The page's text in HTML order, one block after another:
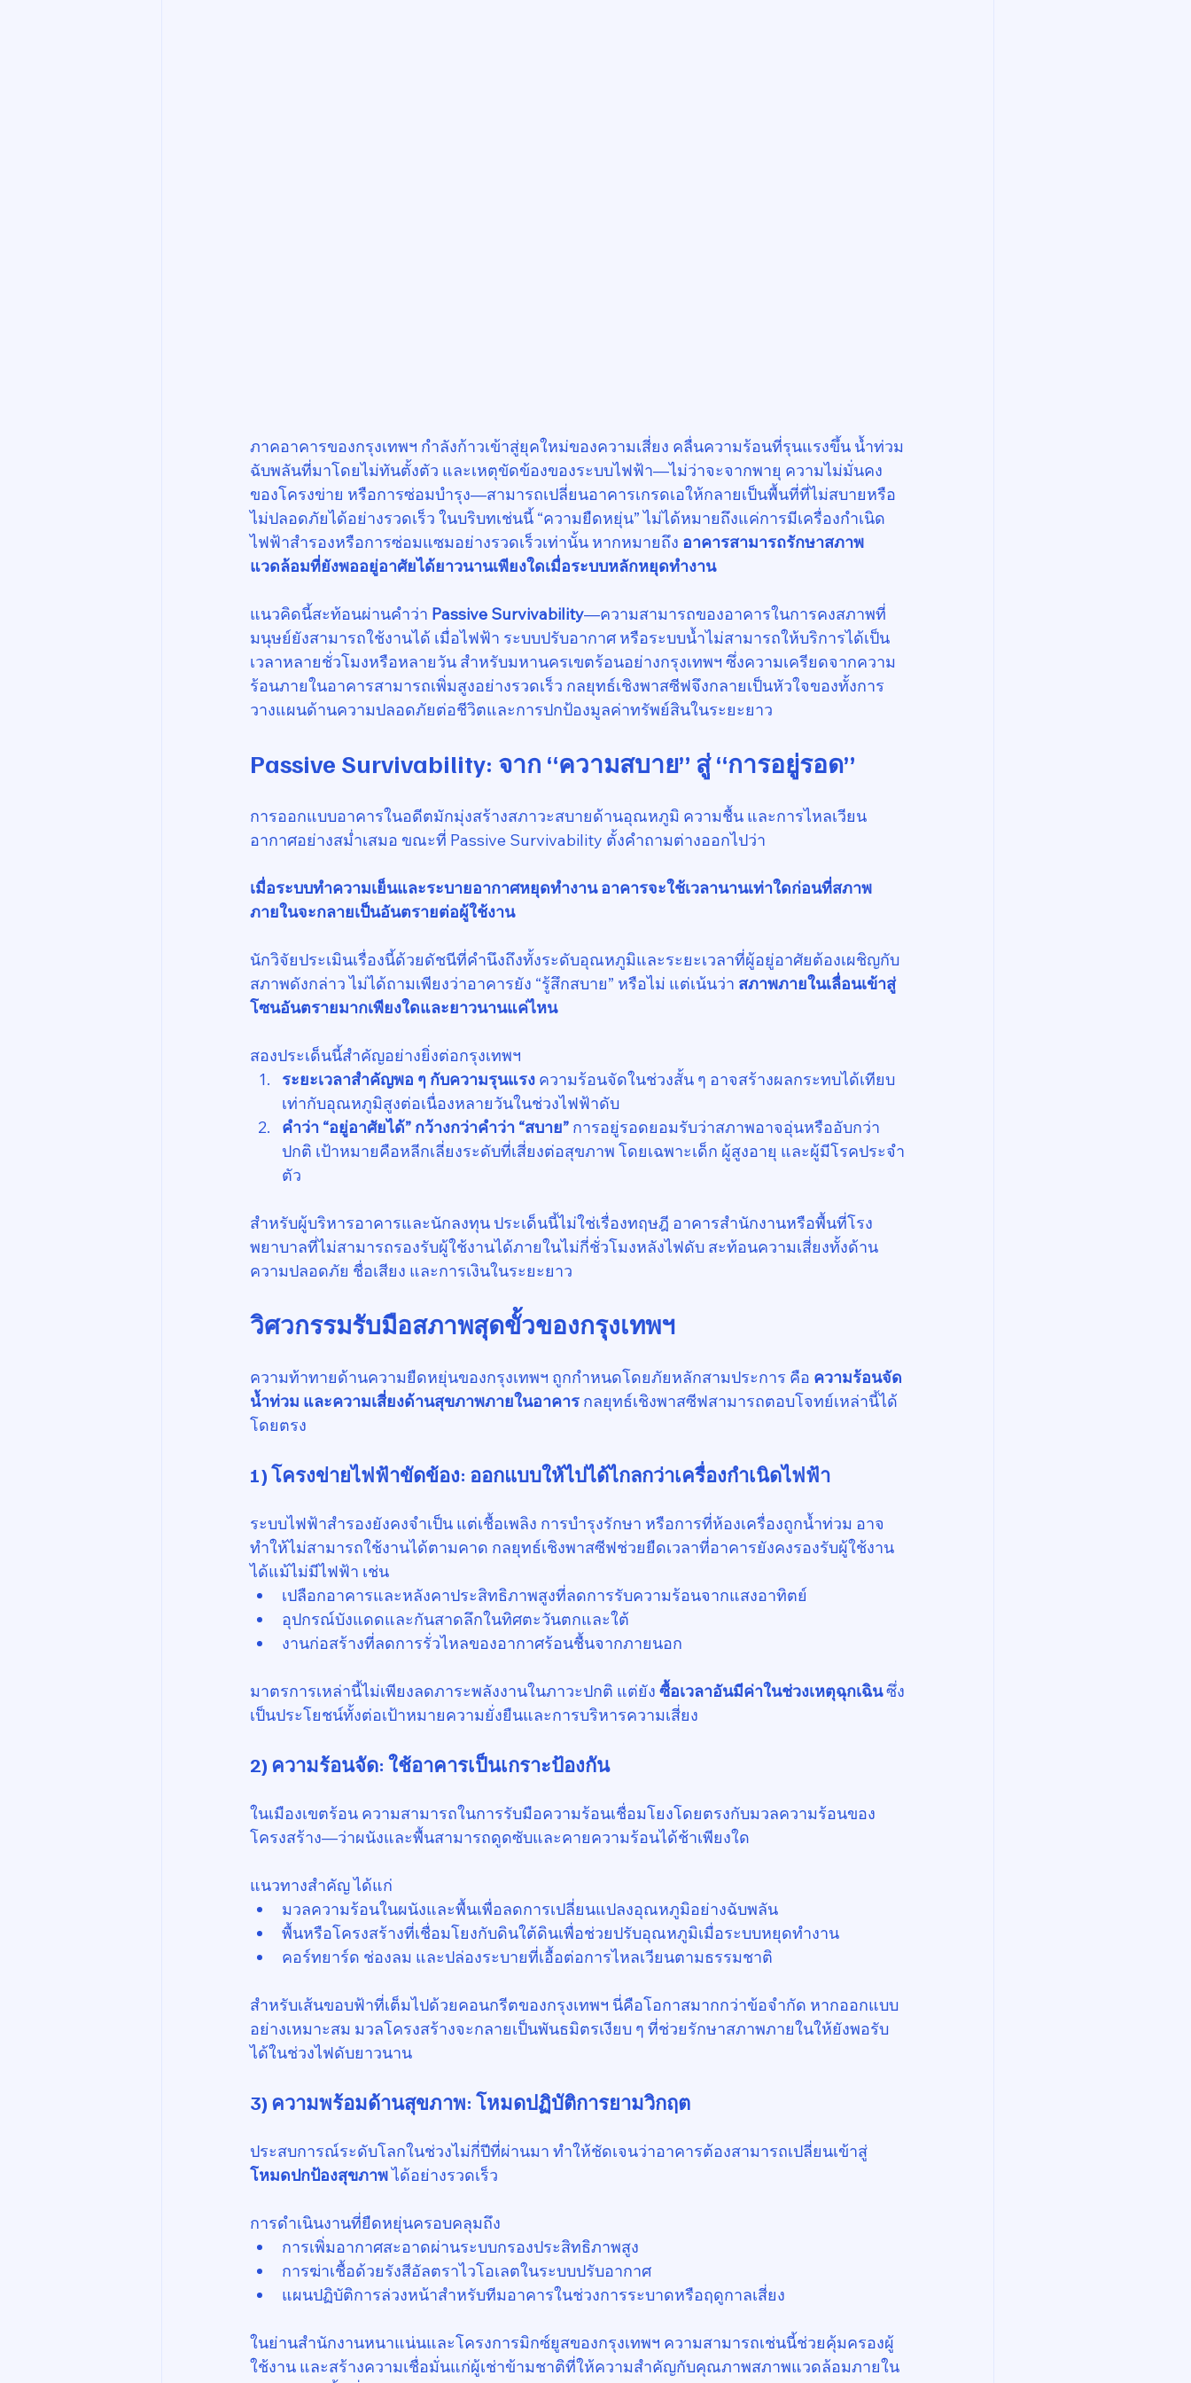
ภาคอาคารของกรุงเทพฯ กำลังก้าวเข้าสู่ยุคใหม่ของความเสี่ยง คลื่นความร้อนที่รุนแรงขึ้น น้ำท่วม
ฉับพลันที่มาโดยไม่ทันตั้งตัว และเหตุขัดข้องของระบบไฟฟ้า—ไม่ว่าจะจากพายุ ความไม่มั่นคง
ของโครงข่าย หรือการซ่อมบำรุง—สามารถเปลี่ยนอาคารเกรดเอให้กลายเป็นพื้นที่ที่ไม่สบายหรือ
ไม่ปลอดภัยได้อย่างรวดเร็ว ในบริบทเช่นนี้ “ความยืดหยุ่น” ไม่ได้หมายถึงแค่การมีเครื่องกำเนิด
ไฟฟ้าสำรองหรือการซ่อมแซมอย่างรวดเร็วเท่านั้น หากหมายถึง อาคารสามารถรักษาสภาพ
แวดล้อมที่ยังพออยู่อาศัยได้ยาวนานเพียงใดเมื่อระบบหลักหยุดทำงาน
แนวคิดนี้สะท้อนผ่านคำว่า Passive Survivability—ความสามารถของอาคารในการคงสภาพที่
มนุษย์ยังสามารถใช้งานได้ เมื่อไฟฟ้า ระบบปรับอากาศ หรือระบบน้ำไม่สามารถให้บริการได้เป็น
เวลาหลายชั่วโมงหรือหลายวัน สำหรับมหานครเขตร้อนอย่างกรุงเทพฯ ซึ่งความเครียดจากความ
ร้อนภายในอาคารสามารถเพิ่มสูงอย่างรวดเร็ว กลยุทธ์เชิงพาสซีฟจึงกลายเป็นหัวใจของทั้งการ
วางแผนด้านความปลอดภัยต่อชีวิตและการปกป้องมูลค่าทรัพย์สินในระยะยาว
Passive Survivability: จาก “ความสบาย” สู่ “การอยู่รอด”
การออกแบบอาคารในอดีตมักมุ่งสร้างสภาวะสบายด้านอุณหภูมิ ความชื้น และการไหลเวียน
อากาศอย่างสม่ำเสมอ ขณะที่ Passive Survivability ตั้งคำถามต่างออกไปว่า
เมื่อระบบทำความเย็นและระบายอากาศหยุดทำงาน อาคารจะใช้เวลานานเท่าใดก่อนที่สภาพ
ภายในจะกลายเป็นอันตรายต่อผู้ใช้งาน
นักวิจัยประเมินเรื่องนี้ด้วยดัชนีที่คำนึงถึงทั้งระดับอุณหภูมิและระยะเวลาที่ผู้อยู่อาศัยต้องเผชิญกับ
สภาพดังกล่าว ไม่ได้ถามเพียงว่าอาคารยัง “รู้สึกสบาย” หรือไม่ แต่เน้นว่า สภาพภายในเลื่อนเข้าสู่
โซนอันตรายมากเพียงใดและยาวนานแค่ไหน
สองประเด็นนี้สำคัญอย่างยิ่งต่อกรุงเทพฯ
ระยะเวลาสำคัญพอ ๆ กับความรุนแรง ความร้อนจัดในช่วงสั้น ๆ อาจสร้างผลกระทบได้เทียบ
เท่ากับอุณหภูมิสูงต่อเนื่องหลายวันในช่วงไฟฟ้าดับ
คำว่า “อยู่อาศัยได้” กว้างกว่าคำว่า “สบาย” การอยู่รอดยอมรับว่าสภาพอาจอุ่นหรืออับกว่า
ปกติ เป้าหมายคือหลีกเลี่ยงระดับที่เสี่ยงต่อสุขภาพ โดยเฉพาะเด็ก ผู้สูงอายุ และผู้มีโรคประจำ
ตัว
สำหรับผู้บริหารอาคารและนักลงทุน ประเด็นนี้ไม่ใช่เรื่องทฤษฎี อาคารสำนักงานหรือพื้นที่โรง
พยาบาลที่ไม่สามารถรองรับผู้ใช้งานได้ภายในไม่กี่ชั่วโมงหลังไฟดับ สะท้อนความเสี่ยงทั้งด้าน
ความปลอดภัย ชื่อเสียง และการเงินในระยะยาว
วิศวกรรมรับมือสภาพสุดขั้วของกรุงเทพฯ
ความท้าทายด้านความยืดหยุ่นของกรุงเทพฯ ถูกกำหนดโดยภัยหลักสามประการ คือ ความร้อนจัด
น้ำท่วม และความเสี่ยงด้านสุขภาพภายในอาคาร กลยุทธ์เชิงพาสซีฟสามารถตอบโจทย์เหล่านี้ได้
โดยตรง
1) โครงข่ายไฟฟ้าขัดข้อง: ออกแบบให้ไปได้ไกลกว่าเครื่องกำเนิดไฟฟ้า
ระบบไฟฟ้าสำรองยังคงจำเป็น แต่เชื้อเพลิง การบำรุงรักษา หรือการที่ห้องเครื่องถูกน้ำท่วม อาจ
ทำให้ไม่สามารถใช้งานได้ตามคาด กลยุทธ์เชิงพาสซีฟช่วยยืดเวลาที่อาคารยังคงรองรับผู้ใช้งาน
ได้แม้ไม่มีไฟฟ้า เช่น
เปลือกอาคารและหลังคาประสิทธิภาพสูงที่ลดการรับความร้อนจากแสงอาทิตย์
อุปกรณ์บังแดดและกันสาดลึกในทิศตะวันตกและใต้
งานก่อสร้างที่ลดการรั่วไหลของอากาศร้อนชื้นจากภายนอก
มาตรการเหล่านี้ไม่เพียงลดภาระพลังงานในภาวะปกติ แต่ยัง ซื้อเวลาอันมีค่าในช่วงเหตุฉุกเฉิน ซึ่ง
เป็นประโยชน์ทั้งต่อเป้าหมายความยั่งยืนและการบริหารความเสี่ยง
2) ความร้อนจัด: ใช้อาคารเป็นเกราะป้องกัน
ในเมืองเขตร้อน ความสามารถในการรับมือความร้อนเชื่อมโยงโดยตรงกับมวลความร้อนของ
โครงสร้าง—ว่าผนังและพื้นสามารถดูดซับและคายความร้อนได้ช้าเพียงใด
แนวทางสำคัญ ได้แก่
มวลความร้อนในผนังและพื้นเพื่อลดการเปลี่ยนแปลงอุณหภูมิอย่างฉับพลัน
พื้นหรือโครงสร้างที่เชื่อมโยงกับดินใต้ดินเพื่อช่วยปรับอุณหภูมิเมื่อระบบหยุดทำงาน
คอร์ทยาร์ด ช่องลม และปล่องระบายที่เอื้อต่อการไหลเวียนตามธรรมชาติ
สำหรับเส้นขอบฟ้าที่เต็มไปด้วยคอนกรีตของกรุงเทพฯ นี่คือโอกาสมากกว่าข้อจำกัด หากออกแบบ
อย่างเหมาะสม มวลโครงสร้างจะกลายเป็นพันธมิตรเงียบ ๆ ที่ช่วยรักษาสภาพภายในให้ยังพอรับ
ได้ในช่วงไฟดับยาวนาน
3) ความพร้อมด้านสุขภาพ: โหมดปฏิบัติการยามวิกฤต
ประสบการณ์ระดับโลกในช่วงไม่กี่ปีที่ผ่านมา ทำให้ชัดเจนว่าอาคารต้องสามารถเปลี่ยนเข้าสู่
โหมดปกป้องสุขภาพ ได้อย่างรวดเร็ว
การดำเนินงานที่ยืดหยุ่นครอบคลุมถึง
การเพิ่มอากาศสะอาดผ่านระบบกรองประสิทธิภาพสูง
การฆ่าเชื้อด้วยรังสีอัลตราไวโอเลตในระบบปรับอากาศ
แผนปฏิบัติการล่วงหน้าสำหรับทีมอาคารในช่วงการระบาดหรือฤดูกาลเสี่ยง
ในย่านสำนักงานหนาแน่นและโครงการมิกซ์ยูสของกรุงเทพฯ ความสามารถเช่นนี้ช่วยคุ้มครองผู้
ใช้งาน และสร้างความเชื่อมั่นแก่ผู้เช่าข้ามชาติที่ให้ความสำคัญกับคุณภาพสภาพแวดล้อมภายใน